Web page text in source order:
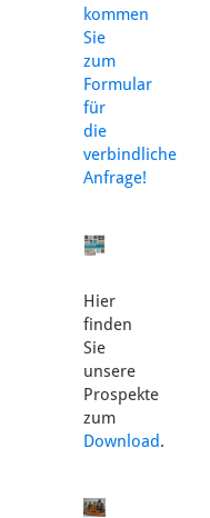
kommen
Sie
zum
Formular
für
die
verbindliche
Anfrage!
Hier
finden
Sie
unsere
Prospekte
zum
Download.